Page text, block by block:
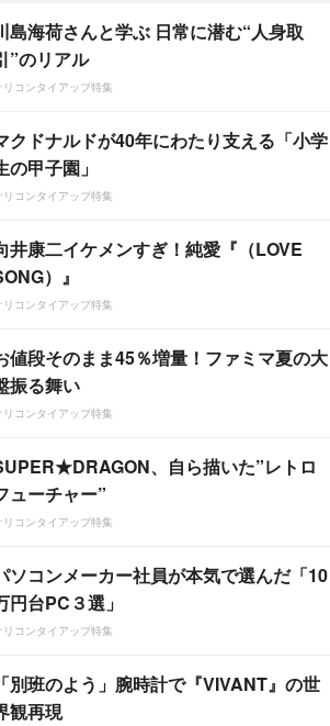
島海荷さんと学ぶ 日常に潜む“人身取
”のリアル
リコンタイアップ特集
クドナルドが40年にわたり支える「小学
の甲子園」
リコンタイアップ特集
井康二イケメンすぎ！純愛『（LOVE
）』
リコンタイアップ特集
値段そのまま45％増量！ファミマ夏の大
振る舞い
リコンタイアップ特集
、自ら描いた”レトロ
ューチャー”
リコンタイアップ特集
ソコンメーカー社員が本気で選んだ「10
円台PC３選」
リコンタイアップ特集
「別班のよう」腕時計で『VIVANT』の世
観再現